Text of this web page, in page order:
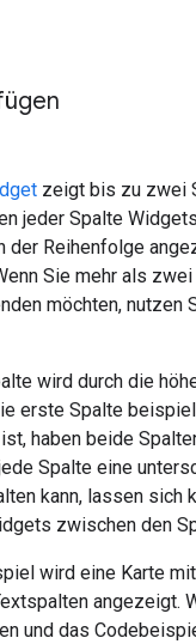
zeigt bis zu zwei
jeder Spalte
der Reihenfolge
Sie mehr als
möchten, nutzen
wird durch die
erste Spalte
haben beide
Spalte eine
kann, lassen sich
zwischen den
wird eine Karte
angezeigt.
und das